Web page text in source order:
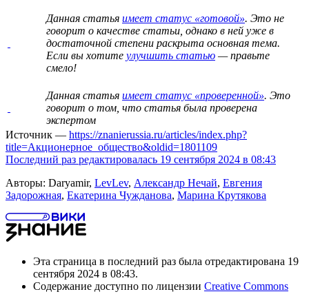
Данная статья имеет статус «готовой». Это не
говорит о качестве статьи , однако в ней уже в
достаточной степени раскрыта основная тема.
Если вы хотите улучшить статью — правьте
смело!
Данная статья имеет статус «проверенной». Это
говорит о том, что статья была проверена
экспертом
Источник — https://znanierussia.ru/articles/index.php?
title=Акционерное_общество&oldid=1801109
Последний раз редактировалась 19 сентября 2024 в 08:43
Авторы: Daryamir, LevLev, Александр Нечай, Евгения
Задорожная, Екатерина Чужданова, Марина Крутякова
Эта страница в последний раз была отредактирована 19
сентября 2024 в 08:43.
Содержание доступно по лицензии Creative Commons